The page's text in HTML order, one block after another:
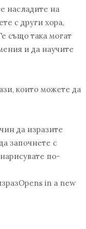
насладите на
с други хора,
също така могат
и да научите
които можете да
да изразите
започнете с
по-
in a new